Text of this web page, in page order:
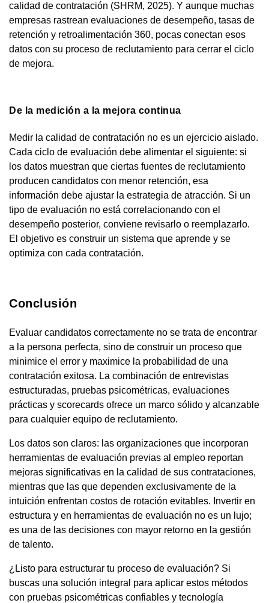
calidad de contratación (SHRM, 2025). Y aunque muchas
empresas rastrean evaluaciones de desempeño, tasas de
retención y retroalimentación 360, pocas conectan esos
datos con su proceso de reclutamiento para cerrar el ciclo
de mejora.
De la medición a la mejora continua
Medir la calidad de contratación no es un ejercicio aislado.
Cada ciclo de evaluación debe alimentar el siguiente: si
los datos muestran que ciertas fuentes de reclutamiento
producen candidatos con menor retención, esa
información debe ajustar la estrategia de atracción. Si un
tipo de evaluación no está correlacionando con el
desempeño posterior, conviene revisarlo o reemplazarlo.
El objetivo es construir un sistema que aprende y se
optimiza con cada contratación.
Conclusión
Evaluar candidatos correctamente no se trata de encontrar
a la persona perfecta, sino de construir un proceso que
minimice el error y maximice la probabilidad de una
contratación exitosa. La combinación de entrevistas
estructuradas, pruebas psicométricas, evaluaciones
prácticas y scorecards ofrece un marco sólido y alcanzable
para cualquier equipo de reclutamiento.
Los datos son claros: las organizaciones que incorporan
herramientas de evaluación previas al empleo reportan
mejoras significativas en la calidad de sus contrataciones,
mientras que las que dependen exclusivamente de la
intuición enfrentan costos de rotación evitables. Invertir en
estructura y en herramientas de evaluación no es un lujo;
es una de las decisiones con mayor retorno en la gestión
de talento.
¿Listo para estructurar tu proceso de evaluación? Si
buscas una solución integral para aplicar estos métodos
con pruebas psicométricas confiables y tecnología